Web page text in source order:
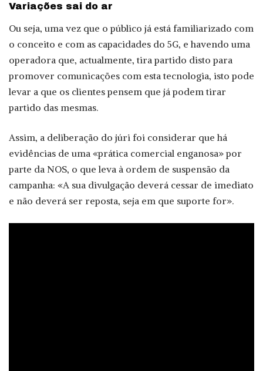
Variações sai do ar
Ou seja, uma vez que o público já está familiarizado com
o conceito e com as capacidades do 5G, e havendo uma
operadora que, actualmente, tira partido disto para
promover comunicações com esta tecnologia, isto pode
levar a que os clientes pensem que já podem tirar
partido das mesmas.
Assim, a deliberação do júri foi considerar que há
evidências de uma «prática comercial enganosa» por
parte da NOS, o que leva à ordem de suspensão da
campanha: «A sua divulgação deverá cessar de imediato
e não deverá ser reposta, seja em que suporte for».